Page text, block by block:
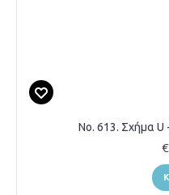
Νο. 613. Σχήμα U